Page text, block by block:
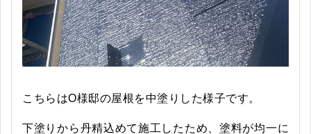
こちらはO様邸の屋根を中塗りした様子です。
下塗りから丹精込めて施工したため、塗料が均一に